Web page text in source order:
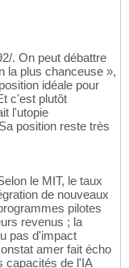
. On peut débattre
la plus chanceuse »,
idéale pour
c'est plutôt
l'utopie
position reste très
le MIT, le taux
de nouveaux
pilotes
revenus ; la
pas d'impact
amer fait écho
capacités de l'IA